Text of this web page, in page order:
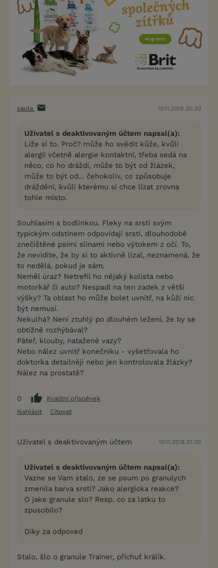
saola 10.11.2018 20:30
Uživatel s deaktivovaným účtem napsal(a):
Líže si to. Proč? může ho svědit kůže, kvůli
alergii včetně alergie kontaktní, třeba sedá na
něco, co ho dráždí, může to být od žlázek,
může to být od... čehokoliv, co způsobuje
dráždění, kvůli kterému si chce lízat zrovna
tohle místo.
Souhlasím s bodlinkou. Fleky na srsti svým
typickým odstínem odpovídají srsti, dlouhodobě
znečištěné psími slinami nebo výtokem z očí. To,
že nevidíte, že by si to aktivně lízal, neznamená, že
to nedělá, pokud je sám.
Neměl úraz? Netrefil ho nějaký kolista nebo
motorkář či auto? Nespadl na ten zadek z větší
výšky? Ta oblast ho může bolet uvnitř, na kůži nic
být nemusí.
Nekulhá? Není ztuhlý po dlouhém ležení, že by se
obtížně rozhýbával?
Páteř, klouby, natažené vazy?
Nebo nález uvnitř konečníku - vyšetřovala ho
doktorka detailněji nebo jen kontrolovala žlázky?
Nález na prostatě?
0
Kvalitní příspěvek
Nahlásit
Citovat
Uživatel s deaktivovaným účtem 10.11.2018 21:30
Uživatel s deaktivovaným účtem napsal(a):
Vazne se Vam stalo, ze se psum po granulych
zmenila barva srsti? Jako alergicka reakce?
O jake granule slo? Resp. co za latku to
zpusobilo?
Diky za odpoved
Stalo, šlo o granule Trainer, příchuť králík.